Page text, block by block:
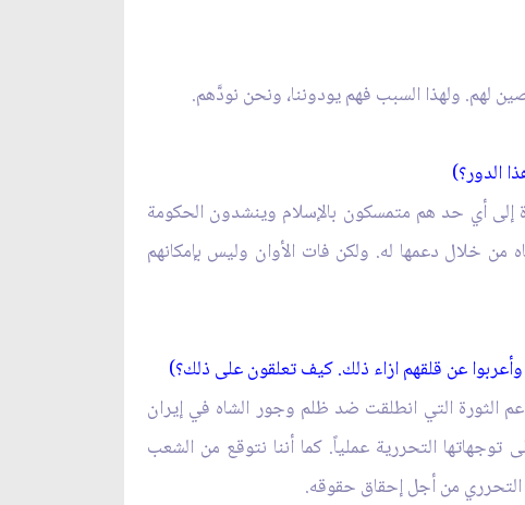
لهم. ولهذا السبب فهم يودوننا، ونحن نودَّهم.
الدور؟)
إلى أي حد هم متمسكون بالإسلام وينشدون الحكومة
من خلال دعمها له. ولكن فات الأوان وليس بإمكانهم
عن قلقهم ازاء ذلك. كيف تعلقون على ذلك؟)
الثورة التي انطلقت ضد ظلم وجور الشاه في إيران
التحررية عملياً. كما أننا نتوقع من الشعب
التحرري من أجل إحقاق حقوقه.